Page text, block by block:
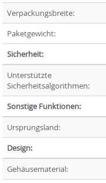
Verpackungsbreite:
Paketgewicht:
Sicherheit:
Unterstützte
Sicherheitsalgorithmen:
Sonstige Funktionen:
Ursprungsland:
Design:
Gehäusematerial: